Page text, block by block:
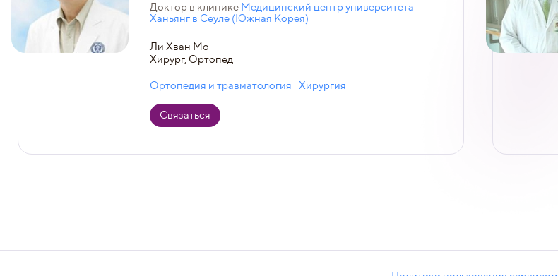
Доктор в клинике Медицинский центр университета
Ханьянг в Сеуле (Южная Корея)
Ли Хван Мо
Хирург, Ортопед
Ортопедия и травматология Хирургия
Связаться